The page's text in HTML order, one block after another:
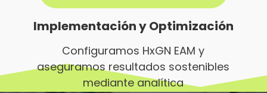
Implementación y Optimización
Configuramos HxGN EAM y
aseguramos resultados sostenibles
mediante analítica